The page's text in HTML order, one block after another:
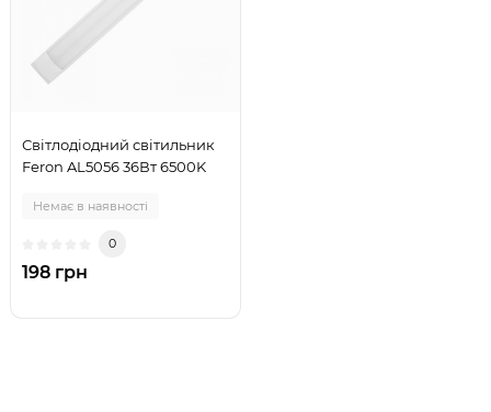
Світлодіодний світильник
Feron AL5056 36Вт 6500K
Немає в наявності
0
198 грн